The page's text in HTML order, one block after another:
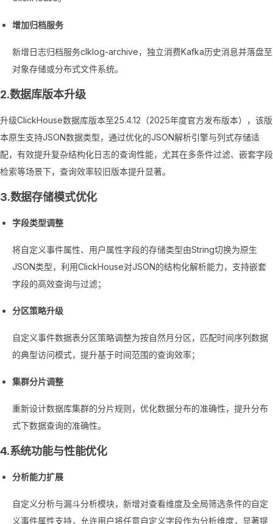
增加归档服务
新增日志归档服务clklog-archive，独立消费Kafka历史消息并落盘至
对象存储或分布式文件系统。
2.数据库版本升级
升级ClickHouse数据库版本至25.4.12（2025年度官方发布版本），该版
本原生支持JSON数据类型，通过优化的JSON解析引擎与列式存储适
配，有效提升复杂结构化日志的查询性能，尤其在多条件过滤、嵌套字段
检索等场景下，查询效率较旧版本提升显著。
3.数据存储模式优化
字段类型调整
将自定义事件属性、用户属性字段的存储类型由String切换为原生
JSON类型，利用ClickHouse对JSON的结构化解析能力，支持嵌套
字段的高效查询与过滤；
分区策略升级
自定义事件数据表分区策略调整为按自然月分区，匹配时间序列数据
的典型访问模式，提升基于时间范围的查询效率；
集群分片调整
重新设计数据库集群的分片规则，优化数据分布的准确性，提升分布
式下数据查询的准确性。
4.系统功能与性能优化
分析能力扩展
自定义分析与漏斗分析模块，新增对查看维度及全局筛选条件的自定
义事件属性支持，允许用户将任意自定义字段作为分析维度，显著提